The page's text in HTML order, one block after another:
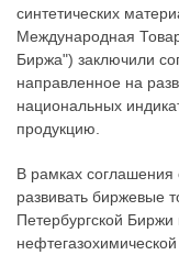
синтетических
Международная
Биржа") заключили
направленное на
национальных
продукцию.
В рамках
развивать биржевые
Петербургской